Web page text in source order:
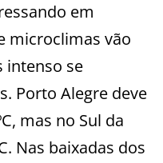
em
microclimas vão
intenso se
Porto Alegre deve
mas no Sul da
Nas baixadas dos